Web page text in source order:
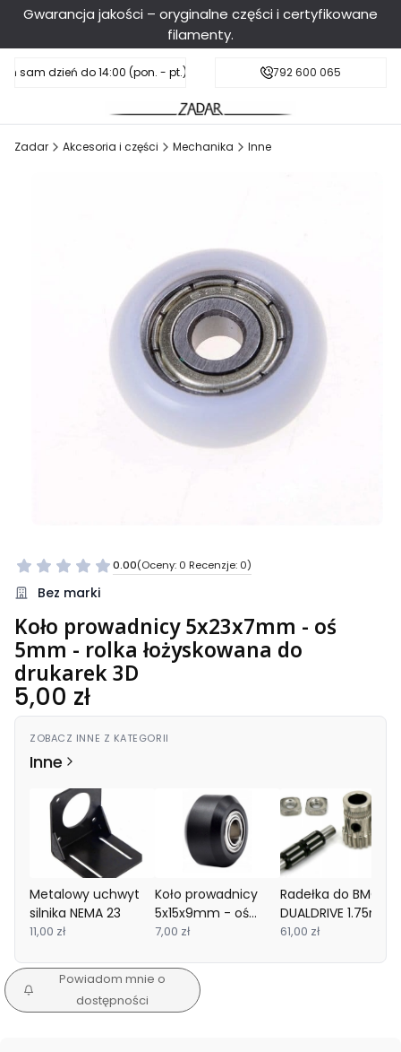
Gwarancja jakości – oryginalne części i certyfikowane
filamenty.
sam dzień do 14:00 (pon. - pt.), sobota do 11:00Darmowa dostawa od 199 zł
792 600 065
Zadar Akcesoria i części Mechanika Inne
0.00(Oceny: 0 Recenzje: 0)
Bez marki
Koło prowadnicy 5x23x7mm - oś
5mm - rolka łożyskowana do
drukarek 3D
Cena
5,00 zł
ZOBACZ INNE Z KATEGORII
Inne
Metalowy uchwyt
silnika NEMA 23
11,00 zł
Koło prowadnicy
5x15x9mm - oś
5mm - rolka
drukarek 3D
7,00 zł
Radełka do BMG
DUALDRIVE 1.75mm
5mm - zamiennik
61,00 zł
Powiadom mnie o
dostępności